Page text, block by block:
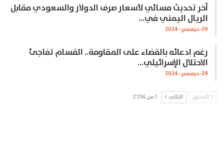
آخر تحديث مسائي لأسعار صرف الدولار والسعودي مقابل
الريال اليمني في…
29-ديسمبر- 2024
رغم ادعائه بالقضاء على المقاومة.. القسام تفاجئ
الاحتلال الإسرائيلي…
29-ديسمبر- 2024
السابق التالي 1 من 2٬214